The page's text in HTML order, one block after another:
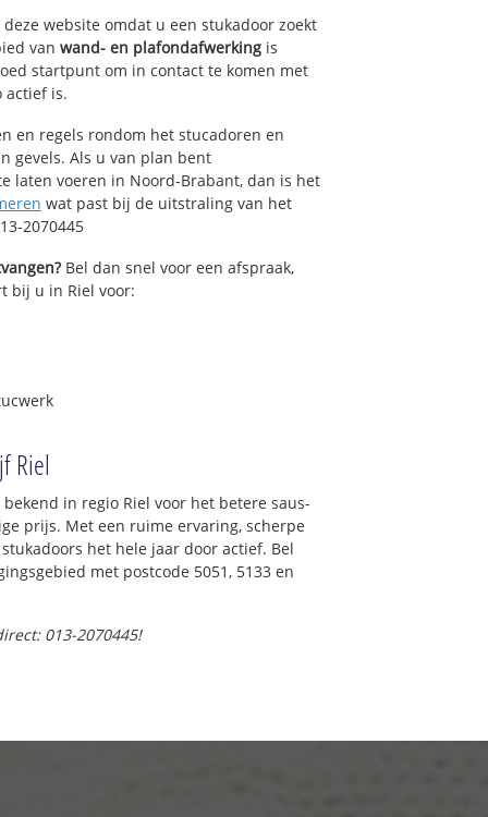
website omdat u een stukadoor zoekt
van wand- en plafondafwerking is
startpunt om in contact te komen met
actief is.
en regels rondom het stucadoren en
gevels. Als u van plan bent
laten voeren in Noord-Brabant, dan is het
wat past bij de uitstraling van het
2070445
Bel dan snel voor een afspraak,
bij u in Riel voor:
Riel
in regio Riel voor het betere saus-
prijs. Met een ruime ervaring, scherpe
het hele jaar door actief. Bel
met postcode 5051, 5133 en
013-2070445!